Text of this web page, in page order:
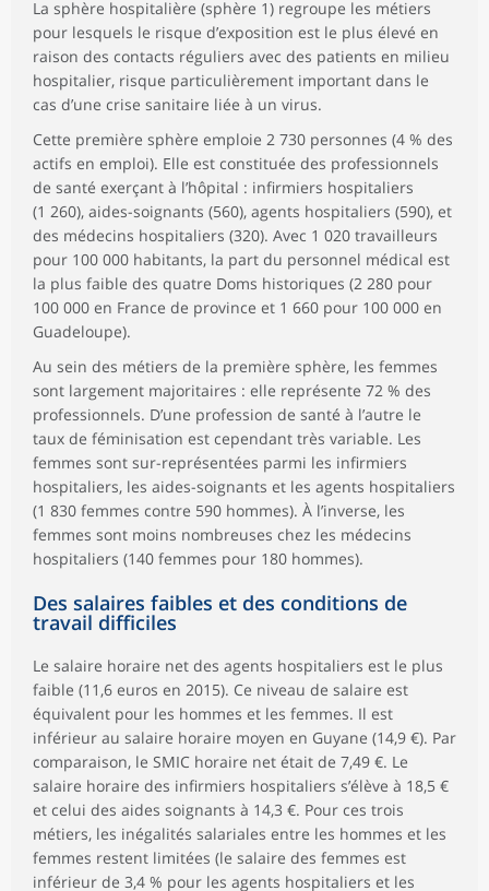
La sphère hospitalière (sphère 1) regroupe les métiers
pour lesquels le risque d’exposition est le plus élevé en
raison des contacts réguliers avec des patients en milieu
hospitalier, risque particulièrement important dans le
cas d’une crise sanitaire liée à un virus.
Cette première sphère emploie 2 730 personnes (4 % des
actifs en emploi). Elle est constituée des professionnels
de santé exerçant à l’hôpital : infirmiers hospitaliers
(1 260), aides-soignants (560), agents hospitaliers (590), et
des médecins hospitaliers (320). Avec 1 020 travailleurs
pour 100 000 habitants, la part du personnel médical est
la plus faible des quatre Doms historiques (2 280 pour
100 000 en France de province et 1 660 pour 100 000 en
Guadeloupe).
Au sein des métiers de la première sphère, les femmes
sont largement majoritaires : elle représente 72 % des
professionnels. D’une profession de santé à l’autre le
taux de féminisation est cependant très variable. Les
femmes sont sur-représentées parmi les infirmiers
hospitaliers, les aides-soignants et les agents hospitaliers
(1 830 femmes contre 590 hommes). À l’inverse, les
femmes sont moins nombreuses chez les médecins
hospitaliers (140 femmes pour 180 hommes).
Des salaires faibles et des conditions de
travail difficiles
Le salaire horaire net des agents hospitaliers est le plus
faible (11,6 euros en 2015). Ce niveau de salaire est
équivalent pour les hommes et les femmes. Il est
inférieur au salaire horaire moyen en Guyane (14,9 €). Par
comparaison, le SMIC horaire net était de 7,49 €. Le
salaire horaire des infirmiers hospitaliers s’élève à 18,5 €
et celui des aides soignants à 14,3 €. Pour ces trois
métiers, les inégalités salariales entre les hommes et les
femmes restent limitées (le salaire des femmes est
inférieur de 3,4 % pour les agents hospitaliers et les